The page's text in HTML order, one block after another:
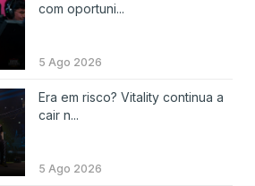
com oportuni...
5 Ago 2026
Era em risco? Vitality continua a
cair n...
5 Ago 2026